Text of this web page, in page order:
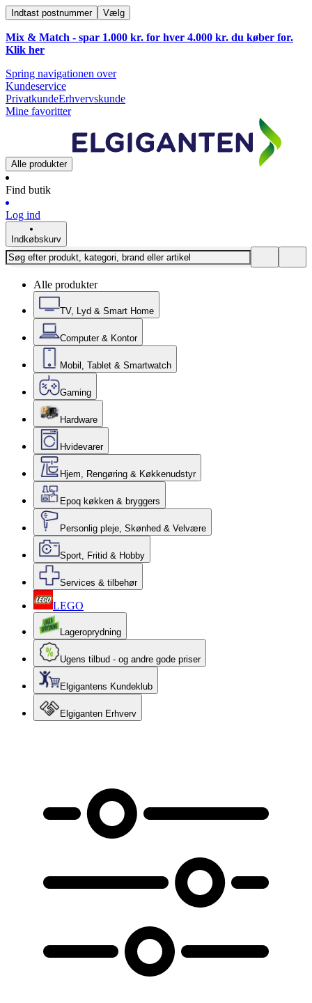
Indtast postnummer Vælg
Mix & Match - spar 1.000 kr. for hver 4.000 kr. du køber for.
Klik her
Spring navigationen over
Kundeservice
PrivatkundeErhvervskunde
Mine favoritter
Alle produkter
Find butik
Log ind
Indkøbskurv
Alle produkter
TV, Lyd & Smart Home
Computer & Kontor
Mobil, Tablet & Smartwatch
Gaming
Hardware
Hvidevarer
Hjem, Rengøring & Køkkenudstyr
Epoq køkken & bryggers
Personlig pleje, Skønhed & Velvære
Sport, Fritid & Hobby
Services & tilbehør
LEGO
Lageroprydning
Ugens tilbud - og andre gode priser
Elgigantens Kundeklub
Elgiganten Erhverv